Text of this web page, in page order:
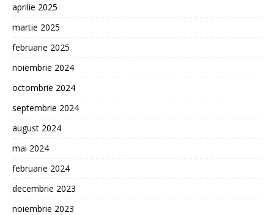
aprilie 2025
martie 2025
februarie 2025
noiembrie 2024
octombrie 2024
septembrie 2024
august 2024
mai 2024
februarie 2024
decembrie 2023
noiembrie 2023